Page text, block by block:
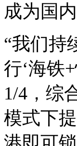
成为国
“我们持
行‘海铁
1/4，综
模式下